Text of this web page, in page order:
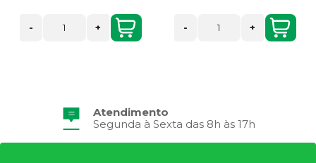
- + - +
Atendimento
Segunda à Sexta das 8h às 17h